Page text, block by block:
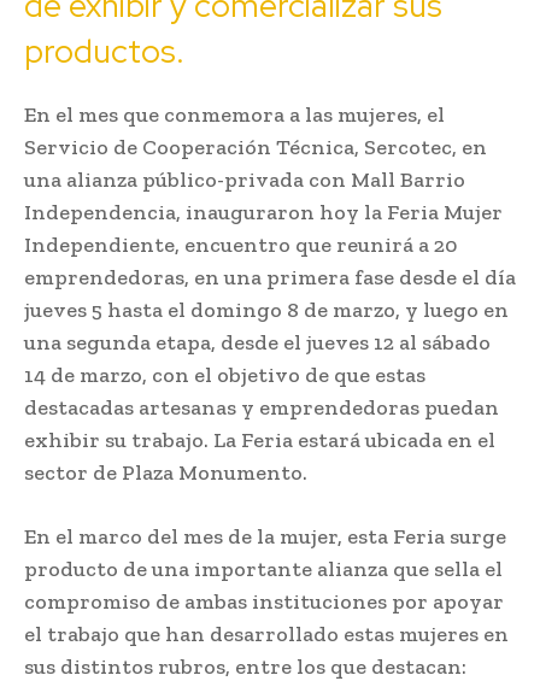
productos.
En el mes que conmemora a las mujeres, el
Servicio de Cooperación Técnica, Sercotec, en
una alianza público-privada con Mall Barrio
Independencia, inauguraron hoy la Feria Mujer
Independiente, encuentro que reunirá a 20
emprendedoras, en una primera fase desde el día
jueves 5 hasta el domingo 8 de marzo, y luego en
una segunda etapa, desde el jueves 12 al sábado
14 de marzo, con el objetivo de que estas
destacadas artesanas y emprendedoras puedan
exhibir su trabajo. La Feria estará ubicada en el
sector de Plaza Monumento.
En el marco del mes de la mujer, esta Feria surge
producto de una importante alianza que sella el
compromiso de ambas instituciones por apoyar
el trabajo que han desarrollado estas mujeres en
sus distintos rubros, entre los que destacan: